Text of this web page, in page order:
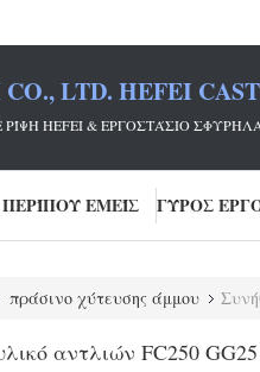
LTD. HEFEI
ΡΊΨΗ HEFEI & ΕΡΓΟΣΤΆΣΙΟ
ΠΕΡΊΠΟΥ ΕΜΕΊΣ
πράσινο χύτευσης άμμου
αντλιών FC250